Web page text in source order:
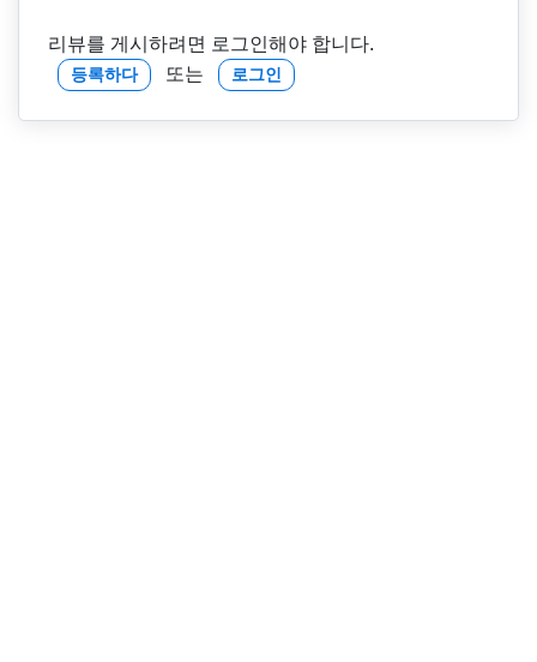
리뷰를 게시하려면 로그인해야 합니다.
등록하다 또는 로그인